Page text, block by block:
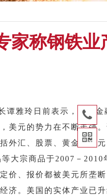
家称钢铁业
谭雅玲日前表示，国际
美元的势力在不断走强
外汇、股票、黄金、美
大宗商品于2007－
价、报价都被美元所垄
济。美国的实体产业已
售